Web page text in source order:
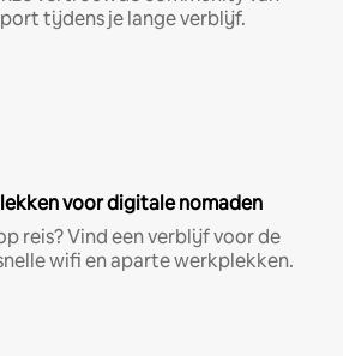
tijdens je lange verblijf.
voor digitale nomaden
reis? Vind een verblijf voor de
wifi en aparte werkplekken.